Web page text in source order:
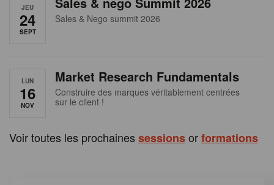
JEU
24
SEPT
Sales & Nego summit 2026
LUN
16
NOV
Market Research Fundamentals
Construire des marques véritablement centrées
sur le client !
Voir toutes les prochaines sessionsorformations